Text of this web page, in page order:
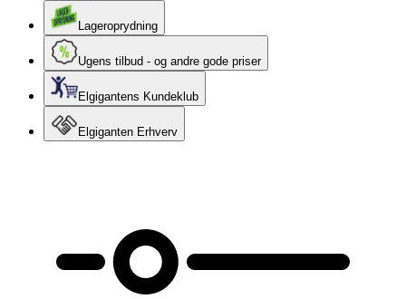
Lageroprydning
Ugens tilbud - og andre gode priser
Elgigantens Kundeklub
Elgiganten Erhverv